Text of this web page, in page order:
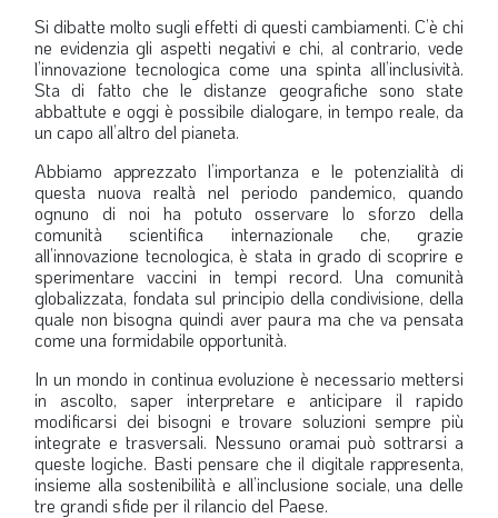
LA VIGNETTA DI EVASIO
SPECIALE
CAMBIA NUMERO expand_more
Si dibatte molto sugli effetti di questi cambiamenti. C’è chi
ne evidenzia gli aspetti negativi e chi, al contrario, vede
l’innovazione tecnologica come una spinta all’inclusività.
Sta di fatto che le distanze geografiche sono state
abbattute e oggi è possibile dialogare, in tempo reale, da
un capo all’altro del pianeta.
Abbiamo apprezzato l’importanza e le potenzialità di
questa nuova realtà nel periodo pandemico, quando
ognuno di noi ha potuto osservare lo sforzo della
comunità scientifica internazionale che, grazie
all’innovazione tecnologica, è stata in grado di scoprire e
sperimentare vaccini in tempi record. Una comunità
globalizzata, fondata sul principio della condivisione, della
quale non bisogna quindi aver paura ma che va pensata
come una formidabile opportunità.
In un mondo in continua evoluzione è necessario mettersi
in ascolto, saper interpretare e anticipare il rapido
modificarsi dei bisogni e trovare soluzioni sempre più
integrate e trasversali. Nessuno oramai può sottrarsi a
queste logiche. Basti pensare che il digitale rappresenta,
insieme alla sostenibilità e all’inclusione sociale, una delle
tre grandi sfide per il rilancio del Paese.